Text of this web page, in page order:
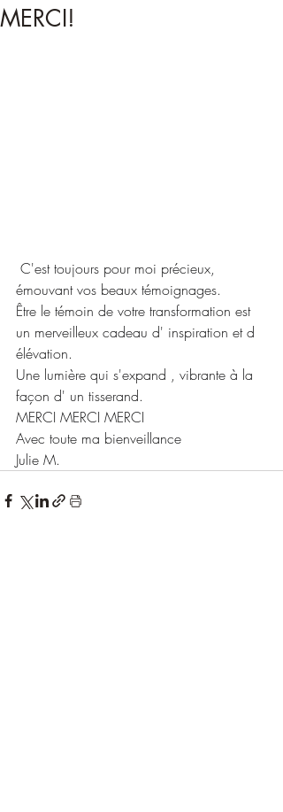
MERCI!
C'est toujours pour moi précieux,
émouvant vos beaux témoignages.
Être le témoin de votre transformation est
un merveilleux cadeau d' inspiration et d
élévation.
Une lumière qui s'expand , vibrante à la
façon d' un tisserand.
MERCI MERCI MERCI
Avec toute ma bienveillance
Julie M.